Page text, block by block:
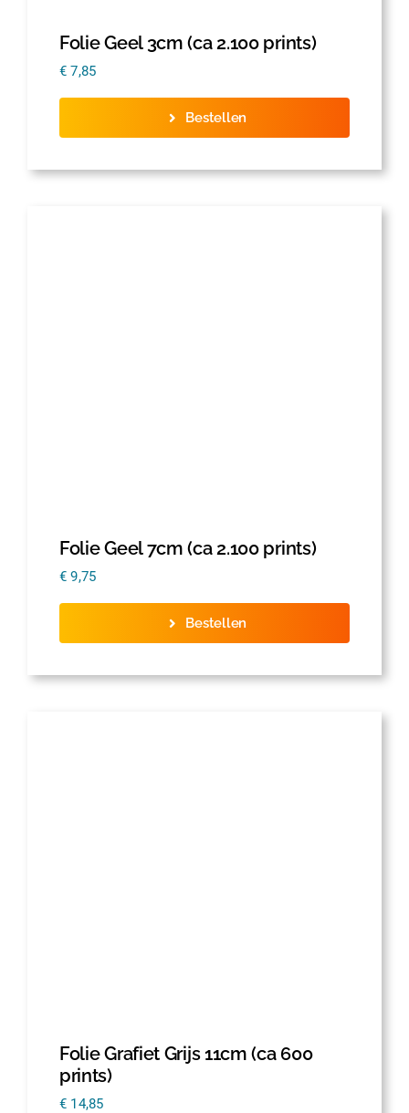
Folie Geel 3cm (ca 2.100 prints)
€ 7,85
Bestellen
Folie Geel 7cm (ca 2.100 prints)
€ 9,75
Bestellen
Folie Grafiet Grijs 11cm (ca 600
prints)
€ 14,85